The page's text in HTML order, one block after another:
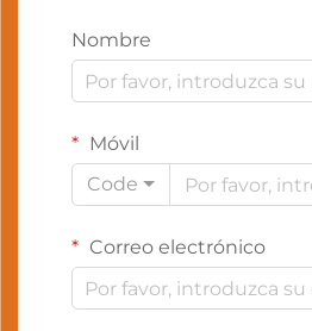
Nombre
Móvil
Code
Correo electrónico